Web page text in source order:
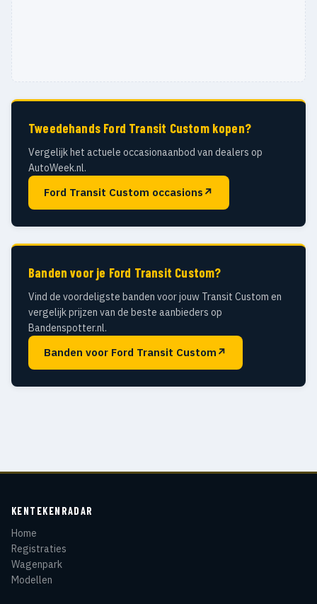
Tweedehands Ford Transit Custom kopen?
Vergelijk het actuele occasionaanbod van dealers op
AutoWeek.nl.
Ford Transit Custom occasions ↗
Banden voor je Ford Transit Custom?
Vind de voordeligste banden voor jouw Transit Custom en
vergelijk prijzen van de beste aanbieders op
Bandenspotter.nl.
Banden voor Ford Transit Custom ↗
KENTEKENRADAR
Home
Registraties
Wagenpark
Modellen